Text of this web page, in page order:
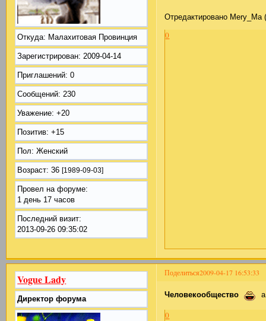
Откуда: Малахитовая Провинция
Зарегистрирован: 2009-04-14
Приглашений: 0
Сообщений: 230
Уважение: +20
Позитив: +15
Пол: Женский
Возраст: 36[1989-09-03]
Провел на форуме:
1 день 17 часов
Последний визит:
2013-09-26 09:35:02
Отредактировано Mery_Ma
0
Поделиться2009-04-17 16:53:33
Vogue Lady
Директор форума Человекообщество
0